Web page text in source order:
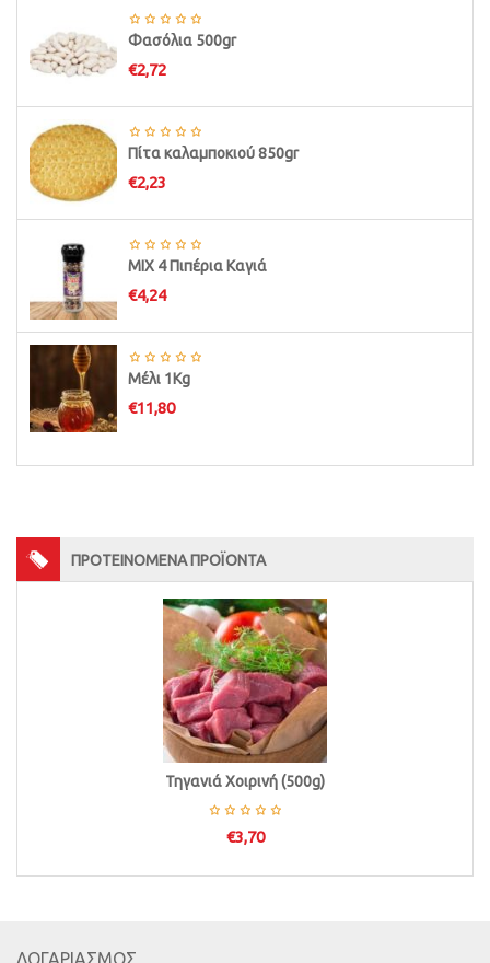
Φασόλια 500gr
€2,72
Πίτα καλαμποκιού 850gr
€2,23
ΜΙΧ 4 Πιπέρια Καγιά
€4,24
Μέλι 1Kg
€11,80
ΠΡΟΤΕΙΝΟΜΕΝΑ ΠΡΟΪΟΝΤΑ
Τηγανιά Χοιρινή (500g)
€3,70
ΛΟΓΑΡΙΑΣΜΟΣ